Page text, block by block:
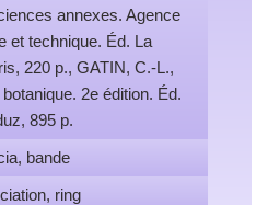
annexes. Agence
et technique. Éd. La
220 p., GATIN, C.-L.,
2e édition. Éd.
895 p.
bande
ring